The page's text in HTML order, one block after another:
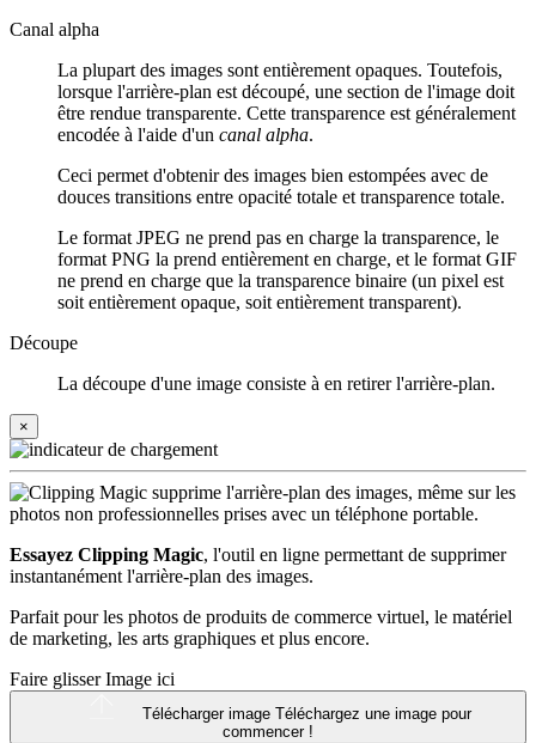
Canal alpha
La plupart des images sont entièrement opaques. Toutefois,
lorsque l'arrière-plan est découpé, une section de l'image doit
être rendue transparente. Cette transparence est généralement
encodée à l'aide d'un canal alpha.
Ceci permet d'obtenir des images bien estompées avec de
douces transitions entre opacité totale et transparence totale.
Le format JPEG ne prend pas en charge la transparence, le
format PNG la prend entièrement en charge, et le format GIF
ne prend en charge que la transparence binaire (un pixel est
soit entièrement opaque, soit entièrement transparent).
Découpe
La découpe d'une image consiste à en retirer l'arrière-plan.
×
Essayez Clipping Magic, l'outil en ligne permettant de supprimer
instantanément l'arrière-plan des images.
Parfait pour les photos de produits de commerce virtuel, le matériel
de marketing, les arts graphiques et plus encore.
Faire glisser Image ici
Télécharger image Téléchargez une image pour
commencer !